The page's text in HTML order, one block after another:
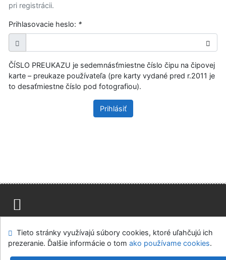
pri registrácii.
Prihlasovacie heslo: *
ČÍSLO PREUKAZU je sedemnásťmiestne číslo čipu na čipovej
karte – preukaze používateľa (pre karty vydané pred r.2011 je
to desaťmiestne číslo pod fotografiou).
Prihlásiť
Modul OpenSearch
Napíšte nám Nastavenie cookies
Tieto stránky využívajú súbory cookies, ktoré uľahčujú ich
prezeranie. Ďalšie informácie o tom ako používame cookies.